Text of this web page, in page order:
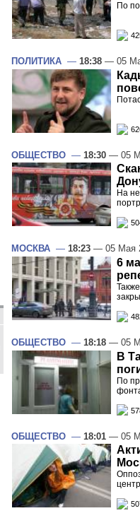
По
ПОЛИТИКА — 18:38 — 05
ОБЩЕСТВО — 18:30 — 05
На
МОСКВА — 18:23 — 05 Мая
6
ОБЩЕСТВО — 18:18 — 05
В
По
ОБЩЕСТВО — 18:01 — 05